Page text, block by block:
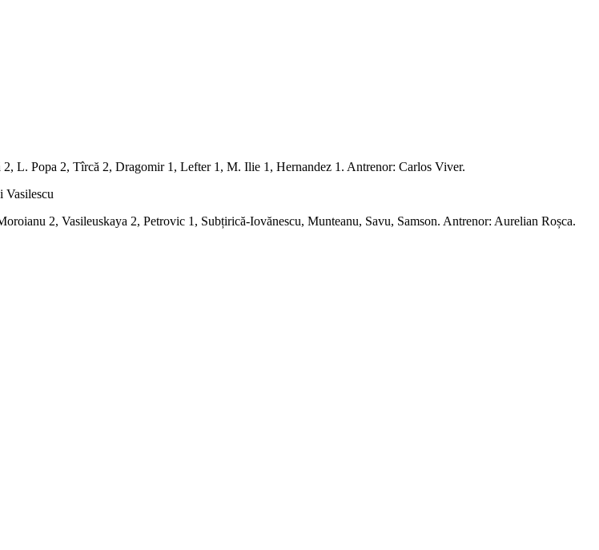
L. Popa 2, Tîrcă 2, Dragomir 1, Lefter 1, M. Ilie 1, Hernandez 1. Antrenor: Carlos Viver.
Vasilescu
2, Vasileuskaya 2, Petrovic 1, Subțirică-Iovănescu, Munteanu, Savu, Samson. Antrenor: Aurelian Roșca.